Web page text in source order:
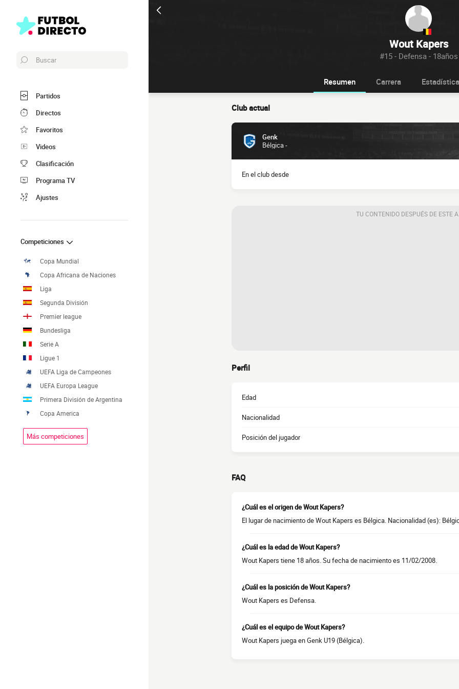
Wout Kapers
#15 - Defensa - 18años
Buscar
Partidos
Directos
Favoritos
Videos
Clasificación
Programa TV
Ajustes
Competiciones
Copa Mundial
Copa Africana de Naciones
Liga
Segunda División
Premier league
Bundesliga
Serie A
Ligue 1
UEFA Liga de Campeones
UEFA Europa League
Primera División de Argentina
Copa America
Más competiciones
Resumen Carrera
Club actual
Genk
Bélgica -
En el club desde
TU CONTENIDO DESPUÉS DE ESTE
Perfil
Edad
Nacionalidad
Posición del jugador
FAQ
¿Cuál es el origen de Wout Kapers?
El lugar de nacimiento de Wout Kapers es Bélgica. Nacionalidad (es):
¿Cuál es la edad de Wout Kapers?
Wout Kapers tiene 18 años. Su fecha de nacimiento es 11/02/2008.
¿Cuál es la posición de Wout Kapers?
Wout Kapers es Defensa.
¿Cuál es el equipo de Wout Kapers?
Wout Kapers juega en Genk U19 (Bélgica).